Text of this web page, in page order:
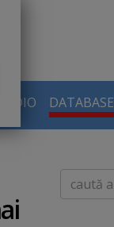
DATABASE
Caută